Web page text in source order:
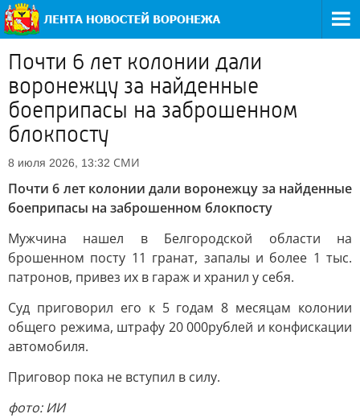
Почти 6 лет колонии дали
воронежцу за найденные
боеприпасы на заброшенном
блокпосту
8 июля 2026, 13:32 СМИ
Почти 6 лет колонии дали воронежцу за найденные
боеприпасы на заброшенном блокпосту
Мужчина нашел в Белгородской области на
брошенном посту 11 гранат, запалы и более 1 тыс.
патронов, привез их в гараж и хранил у себя.
Суд приговорил его к 5 годам 8 месяцам колонии
общего режима, штрафу 20 000рублей и конфискации
автомобиля.
Приговор пока не вступил в силу.
фото: ИИ